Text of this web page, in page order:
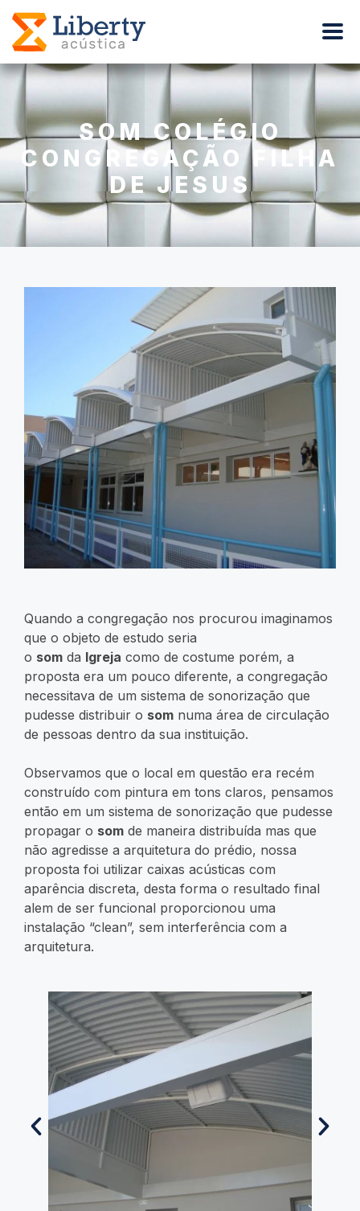
SOM COLÉGIO
CONGREGAÇÃO FILHA
DE JESUS
Quando a congregação nos procurou imaginamos
que o objeto de estudo seria
o som da Igreja como de costume porém, a
proposta era um pouco diferente, a congregação
necessitava de um sistema de sonorização que
pudesse distribuir o som numa área de circulação
de pessoas dentro da sua instituição.
Observamos que o local em questão era recém
construído com pintura em tons claros, pensamos
então em um sistema de sonorização que pudesse
propagar o som de maneira distribuída mas que
não agredisse a arquitetura do prédio, nossa
proposta foi utilizar caixas acústicas com
aparência discreta, desta forma o resultado final
alem de ser funcional proporcionou uma
instalação “clean”, sem interferência com a
arquitetura.